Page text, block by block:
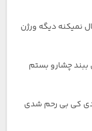
نمیکنه دیگه ورژن
چشارو بستم
کی بی رحم شدی